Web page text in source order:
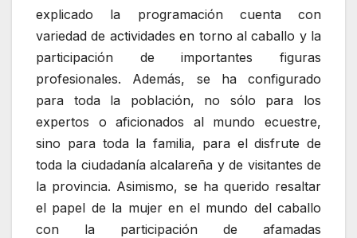
explicado la programación cuenta con
variedad de actividades en torno al caballo y la
participación de importantes figuras
profesionales. Además, se ha configurado
para toda la población, no sólo para los
expertos o aficionados al mundo ecuestre,
sino para toda la familia, para el disfrute de
toda la ciudadanía alcalareña y de visitantes de
la provincia. Asimismo, se ha querido resaltar
el papel de la mujer en el mundo del caballo
con la participación de afamadas